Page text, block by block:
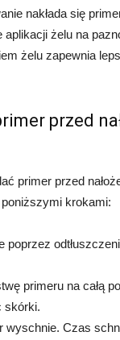
nakłada się
żelu na
żelu zapewnia
przed
primer przed
krokami:
poprzez
primeru na całą
skórki.
wyschnie. Czas